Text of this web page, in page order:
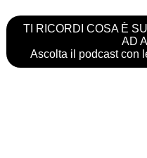
TI RICORDI COSA È
AD
Ascolta il podcast con